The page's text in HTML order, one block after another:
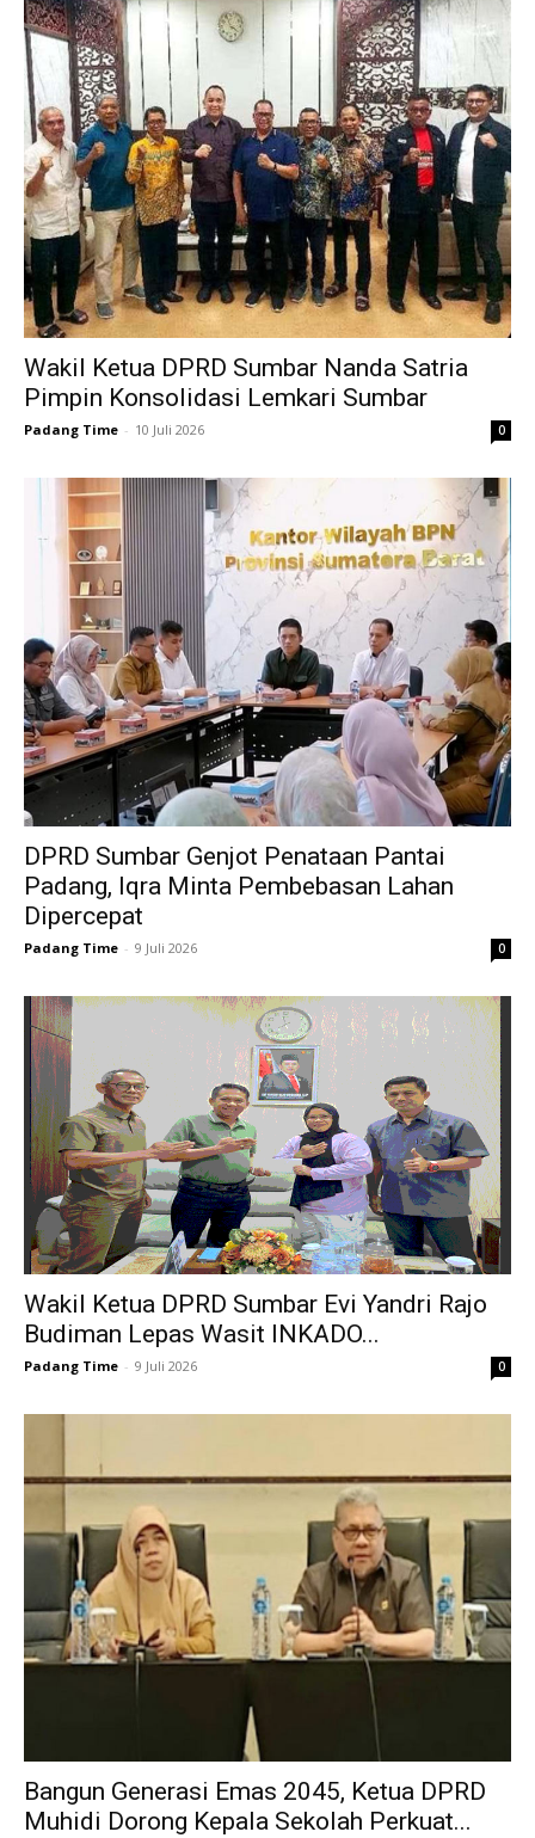
Wakil Ketua DPRD Sumbar Nanda Satria
Pimpin Konsolidasi Lemkari Sumbar
Padang Time - 10 Juli 2026 0
DPRD Sumbar Genjot Penataan Pantai
Padang, Iqra Minta Pembebasan Lahan
Dipercepat
Padang Time - 9 Juli 2026 0
Wakil Ketua DPRD Sumbar Evi Yandri Rajo
Budiman Lepas Wasit INKADO...
Padang Time - 9 Juli 2026 0
Bangun Generasi Emas 2045, Ketua DPRD
Muhidi Dorong Kepala Sekolah Perkuat...